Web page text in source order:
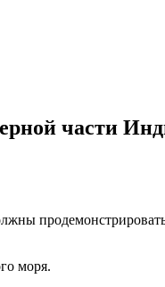
части
моря.